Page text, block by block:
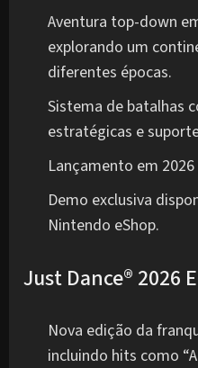
Aventura top-down
explorando um
diferentes épocas.
Sistema de batalhas
estratégicas e
Lançamento em
Demo exclusiva
Nintendo eShop.
Just Dance® 2026
Nova edição da
incluindo hits como